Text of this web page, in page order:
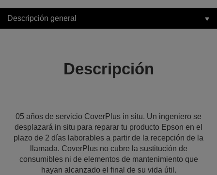
Descripción general
Descripción
05 años de servicio CoverPlus in situ. Un ingeniero se
desplazará in situ para reparar tu producto Epson en el
plazo de 2 días laborables a partir de la recepción de la
llamada. CoverPlus no cubre la sustitución de
consumibles ni de elementos de mantenimiento que
hayan alcanzado el final de su vida útil.